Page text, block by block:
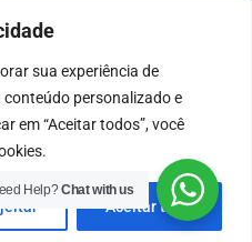
sua experiência de
personalizado e
em “Aceitar todos”, você
Aceitar tudo
os direitos reservados.
Help?Chat with us